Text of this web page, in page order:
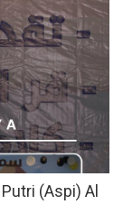
(Aspi) Al